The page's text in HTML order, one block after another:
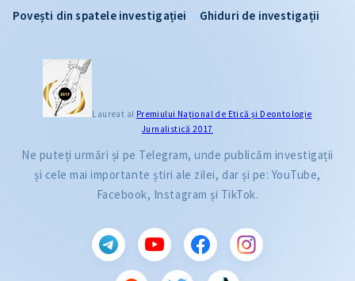
Povești din spatele investigației
Ghiduri de investigații
Laureat al Premiului Naţional de Etică și Deontologie
Jurnalistică 2017
Ne puteți urmări și pe Telegram, unde publicăm investigații
și cele mai importante știri ale zilei, dar și pe: YouTube,
Facebook, Instagram și TikTok.